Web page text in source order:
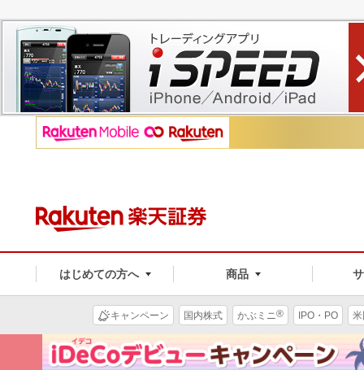
はじめての方へ 商品
キャンペーン 国内株式 かぶミニ® IPO・PO